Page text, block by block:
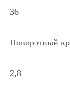
36
Поворотный
2,8